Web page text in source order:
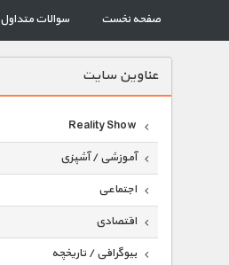
صفحه نخست سوالات متداول
عناوين سايت
Reality Show
آموزشی / آشپزی
اجتماعی
اقتصادی
بیوگرافی / تاریخچه